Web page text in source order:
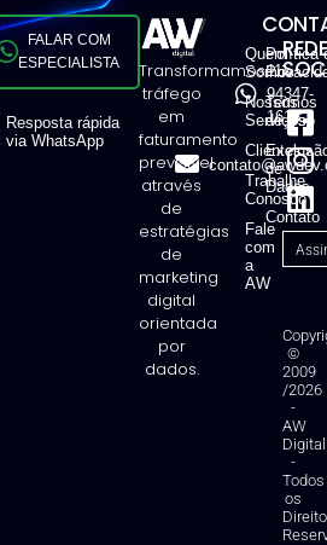
FALAR COM
ESPECIALISTA
Resposta rápida
via WhatsApp
Transformamos
tráfego
em
faturamento
previsível
através
de
estratégias
de
marketing
digital
orientada
por
dados.
Quem
Somos
Nossos
Serviços
Clientes
Trabalhe
Conosco
Fale
com
a
AW
Política
Termos
de Uso
de
Dados
Contato
11
94347-
1616
©
2009
/2026
-
AW
Digital
-
Todos
os